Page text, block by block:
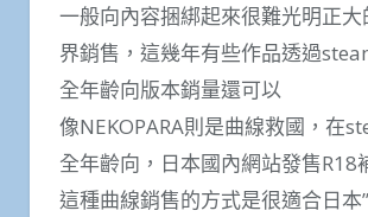
一般向內容捆綁起來很難光明正大
界銷售，這幾年有些作品透過
全年齡向版本銷量還可以
像NEKOPARA則是曲線救國，在
全年齡向，日本國內網站發售R18
這種曲線銷售的方式是很適合日本